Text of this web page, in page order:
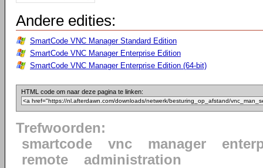
Andere edities:
SmartCode VNC Manager Standard Edition
SmartCode VNC Manager Enterprise Edition
SmartCode VNC Manager Enterprise Edition (64-bit)
HTML code om naar deze pagina te linken:
Trefwoorden:
smartcode
vnc manager
remote
administration